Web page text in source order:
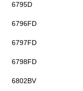
6795D
6796FD
6797FD
6798FD
6802BV